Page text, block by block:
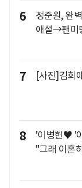
6
정준원, 완
애설→팬미
7 [사진]김희
8
'이병헌♥ '
"그래 이혼